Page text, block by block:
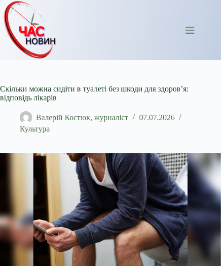
Перейти
до
вмісту
Скільки можна сидіти в туалеті без шкоди для здоров’я:
відповідь лікарів
Валерій Костюк, журналіст
07.07.2026
Культура